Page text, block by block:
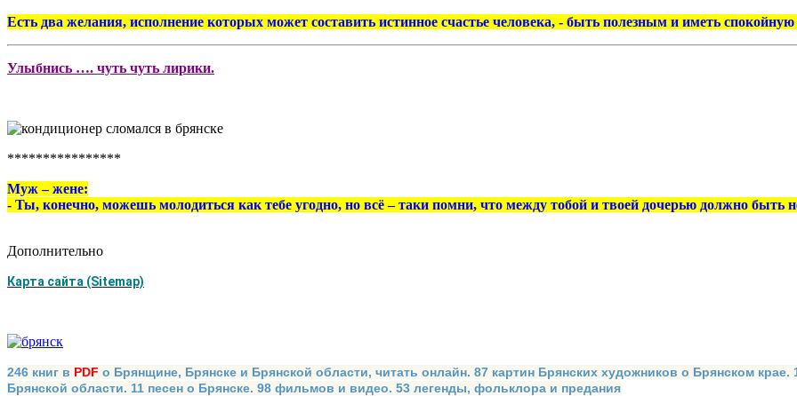
Есть два желания, исполнение которых может составить истинное счастье человека, - быть полезным и иметь
Улыбнись …. чуть чуть лирики.
****************
Муж – жене:
- Ты, конечно, можешь молодиться как тебе угодно, но всё – таки помни, что между тобой и твоей дочерью должно быть
Дополнительно
Карта сайта (Sitemap)
246 книг в PDF о Брянщине, Брянске и Брянской области, читать онлайн. 87 картин Брянских художников о Брянском
Брянской области. 11 песен о Брянске. 98 фильмов и видео. 53 легенды, фольклора и предания